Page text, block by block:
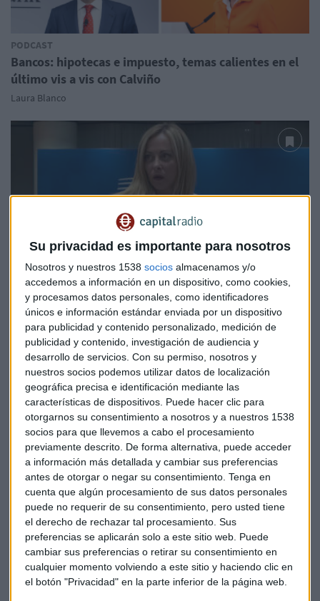
Su privacidad es importante para nosotros
Nosotros y nuestros 1538 socios almacenamos y/o
accedemos a información en un dispositivo, como cookies,
y procesamos datos personales, como identificadores
únicos e información estándar enviada por un dispositivo
para publicidad y contenido personalizado, medición de
publicidad y contenido, investigación de audiencia y
desarrollo de servicios. Con su permiso, nosotros y
nuestros socios podemos utilizar datos de localización
geográfica precisa e identificación mediante las
características de dispositivos. Puede hacer clic para
otorgarnos su consentimiento a nosotros y a nuestros 1538
socios para que llevemos a cabo el procesamiento
previamente descrito. De forma alternativa, puede acceder
a información más detallada y cambiar sus preferencias
antes de otorgar o negar su consentimiento. Tenga en
cuenta que algún procesamiento de sus datos personales
puede no requerir de su consentimiento, pero usted tiene
el derecho de rechazar tal procesamiento. Sus
preferencias se aplicarán solo a este sitio web. Puede
cambiar sus preferencias o retirar su consentimiento en
cualquier momento volviendo a este sitio y haciendo clic en
el botón "Privacidad" en la parte inferior de la página web.
PODCAST
Bancos: hipotecas e impuesto, temas calientes en el
último vis a vis con Calviño
Laura Blanco
PODCAST
Italia: del gatillazo en el impuesto a bancos al choque
con Bruselas
Laura Blanco